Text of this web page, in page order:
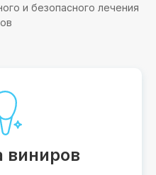
и безопасного лечения
от 12